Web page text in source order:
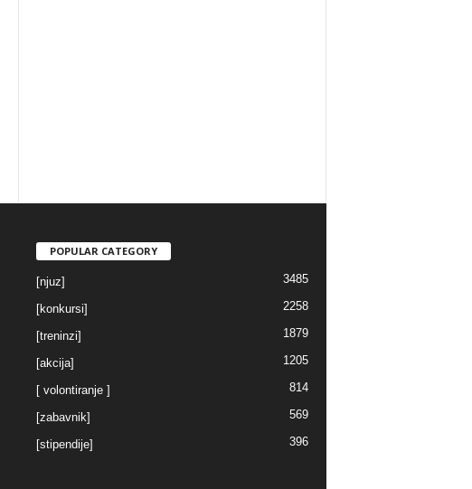
POPULAR CATEGORY
[njuz] 3485
[konkursi] 2258
[treninzi] 1879
[akcija] 1205
[ volontiranje ] 814
[zabavnik] 569
[stipendije] 396